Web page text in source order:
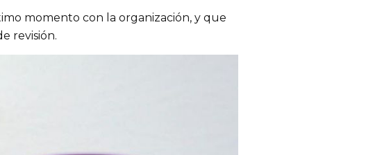
momento con la organización, y que
revisión.